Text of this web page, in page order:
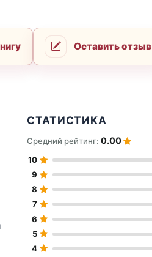
Оставить отзыв
СТАТИСТИКА
Средний рейтинг:0.00
10
9
8
7
6
5
4